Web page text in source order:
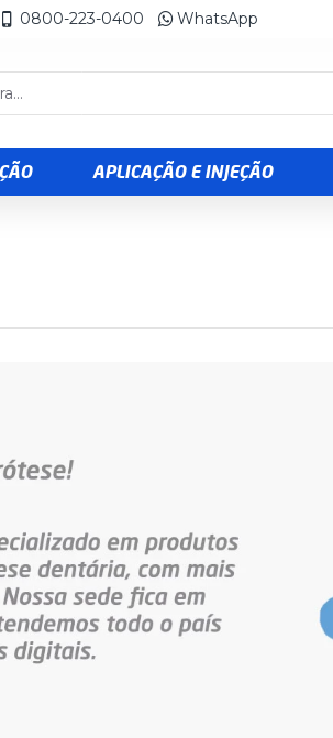
0800-223-0400 WhatsApp
APLICAÇÃO E INJEÇÃO